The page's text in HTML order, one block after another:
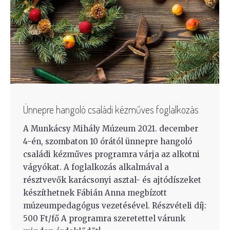
Ünnepre hangoló családi kézműves foglalkozás
A Munkácsy Mihály Múzeum 2021. december
4-én, szombaton 10 órától ünnepre hangoló
családi kézműves programra várja az alkotni
vágyókat. A foglalkozás alkalmával a
résztvevők karácsonyi asztal- és ajtódíszeket
készíthetnek Fábián Anna megbízott
múzeumpedagógus vezetésével. Részvételi díj:
500 Ft/fő A programra szeretettel várunk